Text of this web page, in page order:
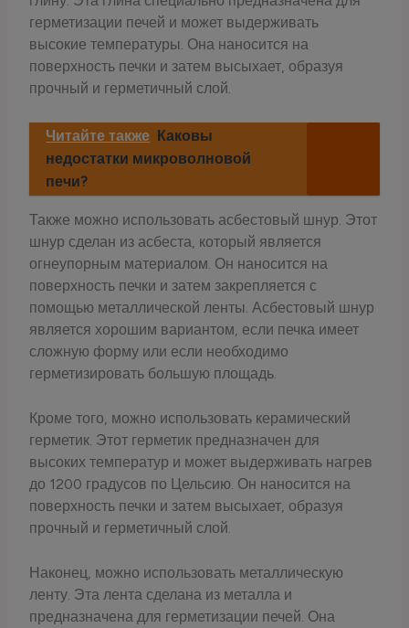
герметизации печей и может выдерживать
высокие температуры. Она наносится на
поверхность печки и затем высыхает, образуя
прочный и герметичный слой.
Читайте также Каковы
недостатки микроволновой
печи?
Также можно использовать асбестовый шнур. Этот
шнур сделан из асбеста, который является
огнеупорным материалом. Он наносится на
поверхность печки и затем закрепляется с
помощью металлической ленты. Асбестовый шнур
является хорошим вариантом, если печка имеет
сложную форму или если необходимо
герметизировать большую площадь.
Кроме того, можно использовать керамический
герметик. Этот герметик предназначен для
высоких температур и может выдерживать нагрев
до 1200 градусов по Цельсию. Он наносится на
поверхность печки и затем высыхает, образуя
прочный и герметичный слой.
Наконец, можно использовать металлическую
ленту. Эта лента сделана из металла и
предназначена для герметизации печей. Она